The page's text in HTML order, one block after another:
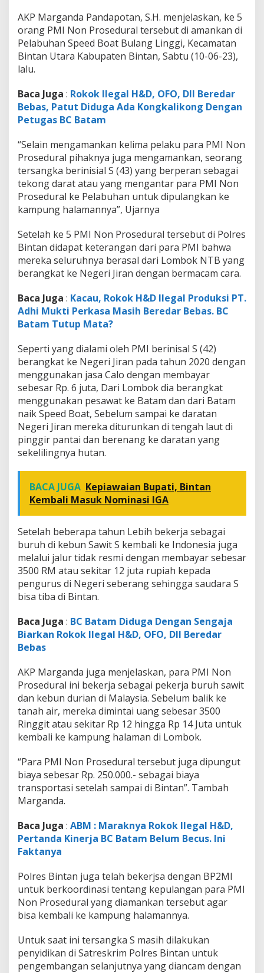
M
I
N
o
n
o
s
e
d
r
a
AKP Marganda Pandapotan, S.H. menjelaskan, ke 5
orang PMI Non Prosedural tersebut di amankan di
Pelabuhan Speed Boat Bulang Linggi, Kecamatan
Bintan Utara Kabupaten Bintan, Sabtu (10-06-23),
lalu.
Baca Juga : Rokok Ilegal H&D, OFO, Dll Beredar
Bebas, Patut Diduga Ada Kongkalikong Dengan
Petugas BC Batam
“Selain mengamankan kelima pelaku para PMI Non
Prosedural pihaknya juga mengamankan, seorang
tersangka berinisial S (43) yang berperan sebagai
tekong darat atau yang mengantar para PMI Non
Prosedural ke Pelabuhan untuk dipulangkan ke
kampung halamannya”, Ujarnya
Setelah ke 5 PMI Non Prosedural tersebut di Polres
Bintan didapat keterangan dari para PMI bahwa
mereka seluruhnya berasal dari Lombok NTB yang
berangkat ke Negeri Jiran dengan bermacam cara.
Baca Juga : Kacau, Rokok H&D Ilegal Produksi PT.
Adhi Mukti Perkasa Masih Beredar Bebas. BC
Batam Tutup Mata?
Seperti yang dialami oleh PMI berinisal S (42)
berangkat ke Negeri Jiran pada tahun 2020 dengan
menggunakan jasa Calo dengan membayar
sebesar Rp. 6 juta, Dari Lombok dia berangkat
menggunakan pesawat ke Batam dan dari Batam
naik Speed Boat, Sebelum sampai ke daratan
Negeri Jiran mereka diturunkan di tengah laut di
pinggir pantai dan berenang ke daratan yang
sekelilingnya hutan.
BACA JUGA Kepiawaian Bupati, Bintan
Kembali Masuk Nominasi IGA
Setelah beberapa tahun Lebih bekerja sebagai
buruh di kebun Sawit S kembali ke Indonesia juga
melalui jalur tidak resmi dengan membayar sebesar
3500 RM atau sekitar 12 juta rupiah kepada
pengurus di Negeri seberang sehingga saudara S
bisa tiba di Bintan.
Baca Juga : BC Batam Diduga Dengan Sengaja
Biarkan Rokok Ilegal H&D, OFO, Dll Beredar
Bebas
AKP Marganda juga menjelaskan, para PMI Non
Prosedural ini bekerja sebagai pekerja buruh sawit
dan kebun durian di Malaysia. Sebelum balik ke
tanah air, mereka dimintai uang sebesar 3500
Ringgit atau sekitar Rp 12 hingga Rp 14 Juta untuk
kembali ke kampung halaman di Lombok.
“Para PMI Non Prosedural tersebut juga dipungut
biaya sebesar Rp. 250.000.- sebagai biaya
transportasi setelah sampai di Bintan”. Tambah
Marganda.
Baca Juga : ABM : Maraknya Rokok Ilegal H&D,
Pertanda Kinerja BC Batam Belum Becus. Ini
Faktanya
Polres Bintan juga telah bekerjsa dengan BP2MI
untuk berkoordinasi tentang kepulangan para PMI
Non Prosedural yang diamankan tersebut agar
bisa kembali ke kampung halamannya.
Untuk saat ini tersangka S masih dilakukan
penyidikan di Satreskrim Polres Bintan untuk
pengembangan selanjutnya yang diancam dengan